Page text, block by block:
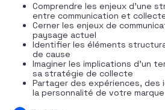
Comprendre les enjeux d’une
entre communication et
Cerner les enjeux de
paysage actuel
Identifier les éléments
de cause
Imaginer les implications d’un
sa stratégie de collecte
Partager des expériences, des
la personnalité de votre